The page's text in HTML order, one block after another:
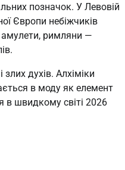
позначок. У Левовій
Європи небіжчиків
римляни —
духів. Алхіміки
в моду як елемент
в швидкому світі 2026